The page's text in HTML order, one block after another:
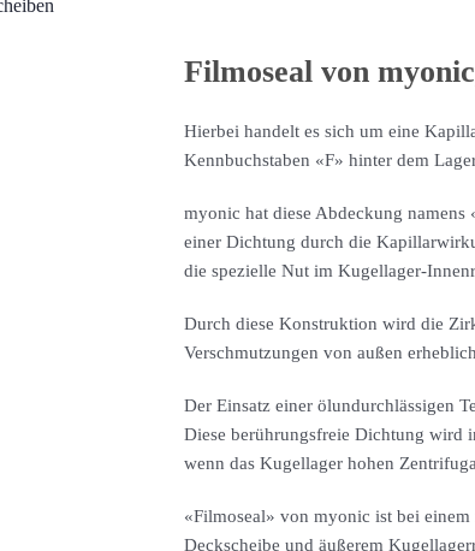
Filmoseal von
Hierbei handelt es sich um eine
Kennbuchstaben «F» hinter dem
myonic hat diese Abdeckung
einer Dichtung durch die
die spezielle Nut im Kugellager-
Durch diese Konstruktion wird die
Verschmutzungen von außen
Der Einsatz einer ölundurchlässigen
Diese berührungsfreie Dichtung wird
wenn das Kugellager hohen
«Filmoseal» von myonic ist bei
Deckscheibe und äußerem